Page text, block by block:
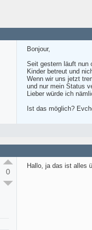
Bonjour,
Seit gestern läuft nun
Kinder betreut und
Wenn wir uns jetzt
und nur mein Status
Lieber würde ich
Ist das möglich?
0
Hallo, ja das ist alles